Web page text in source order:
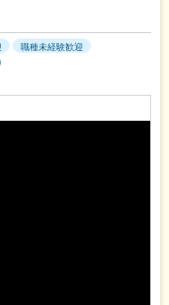
職種未経験歓迎